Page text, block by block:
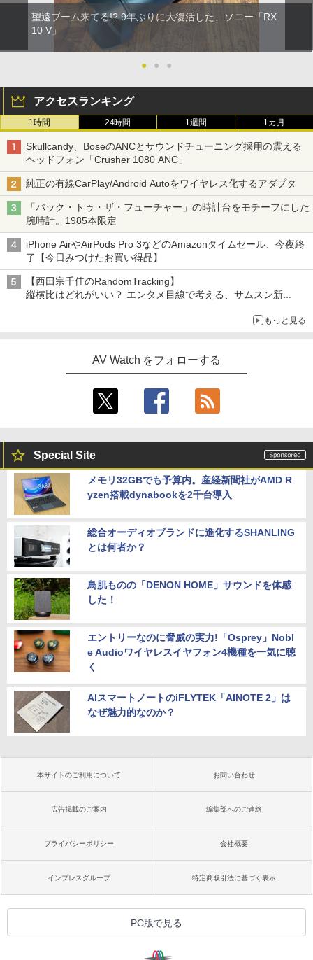
望遠ブーム来てる!? 9年ぶりに大復活した、ソニー「RX
10 V」
● ● ●
アクセスランキング
1時間 24時間 1週間 1カ月
Skullcandy、BoseのANCとサウンドチューニング採用の震える
ヘッドフォン「Crusher 1080 ANC」
純正の有線CarPlay/Android Autoをワイヤレス化するアダプタ
「バック・トゥ・ザ・フューチャー」の時計台をモチーフにした
腕時計。1985本限定
iPhone AirやAirPods Pro 3などのAmazonタイムセール、今夜終
了【今日みつけたお買い得品】
【西田宗千佳のRandomTracking】
縦横比はどれがいい？ エンタメ目線で考える、サムスン新
もっと見る
AV Watch をフォローする
Special Site
メモリ32GBでも予算内。産経新聞社がAMD R
yzen搭載dynabookを2千台導入
総合オーディオブランドに進化するSHANLING
とは何者か？
鳥肌ものの「DENON HOME」サウンドを体感
した！
エントリーなのに脅威の実力!「Osprey」Nobl
e Audioワイヤレスイヤフォン4機種を一気に聴
く
AIスマートノートのiFLYTEK「AINOTE 2」は
なぜ魅力的なのか？
本サイトのご利用について お問い合わせ
広告掲載のご案内 編集部へのご連絡
プライバシーポリシー 会社概要
インプレスグループ 特定商取引法に基づく表示
PC版で見る